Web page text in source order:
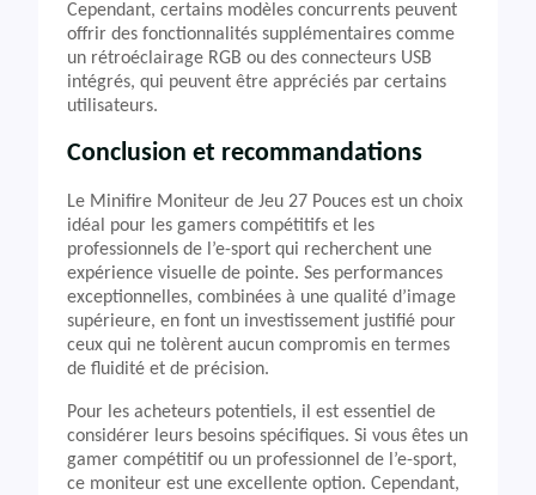
Cependant, certains modèles concurrents peuvent
offrir des fonctionnalités supplémentaires comme
un rétroéclairage RGB ou des connecteurs USB
intégrés, qui peuvent être appréciés par certains
utilisateurs.
Conclusion et recommandations
Le Minifire Moniteur de Jeu 27 Pouces est un choix
idéal pour les gamers compétitifs et les
professionnels de l’e-sport qui recherchent une
expérience visuelle de pointe. Ses performances
exceptionnelles, combinées à une qualité d’image
supérieure, en font un investissement justifié pour
ceux qui ne tolèrent aucun compromis en termes
de fluidité et de précision.
Pour les acheteurs potentiels, il est essentiel de
considérer leurs besoins spécifiques. Si vous êtes un
gamer compétitif ou un professionnel de l’e-sport,
ce moniteur est une excellente option. Cependant,